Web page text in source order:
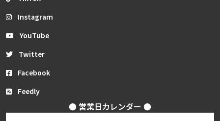
Instagram
YouTube
Twitter
Facebook
Feedly
● 営業日カレンダー ●